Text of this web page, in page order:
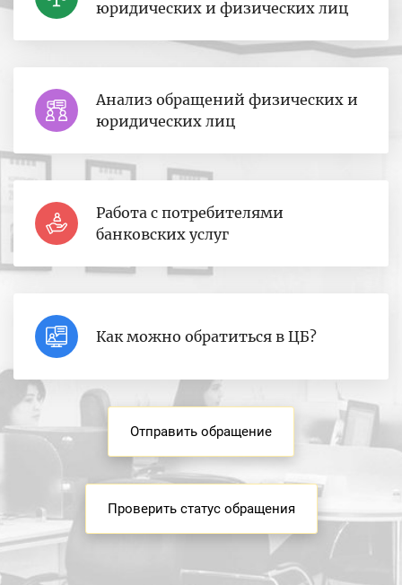
юридических и физических лиц
Анализ обращений физических и
юридических лиц
Работа с потребителями
банковских услуг
Как можно обратиться в ЦБ?
Отправить обращение
Проверить статус обращения